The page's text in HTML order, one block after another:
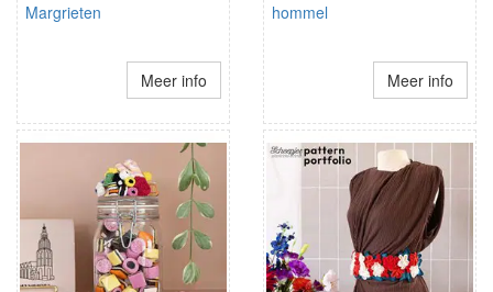
Margrieten
Meer info
hommel
Meer info